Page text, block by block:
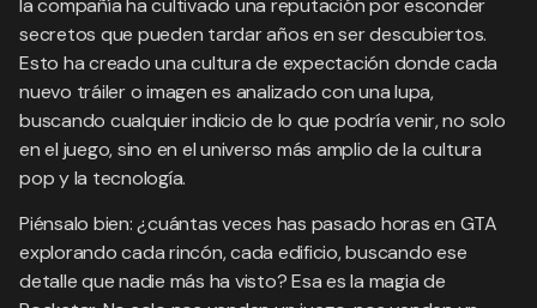
la compañía ha cultivado una reputación por esconder
secretos que pueden tardar años en ser descubiertos.
Esto ha creado una cultura de expectación donde cada
nuevo tráiler o imagen es analizado con una lupa,
buscando cualquier indicio de lo que podría venir, no solo
en el juego, sino en el universo más amplio de la cultura
pop y la tecnología.
Piénsalo bien: ¿cuántas veces has pasado horas en GTA
explorando cada rincón, cada edificio, buscando ese
detalle que nadie más ha visto? Esa es la magia de